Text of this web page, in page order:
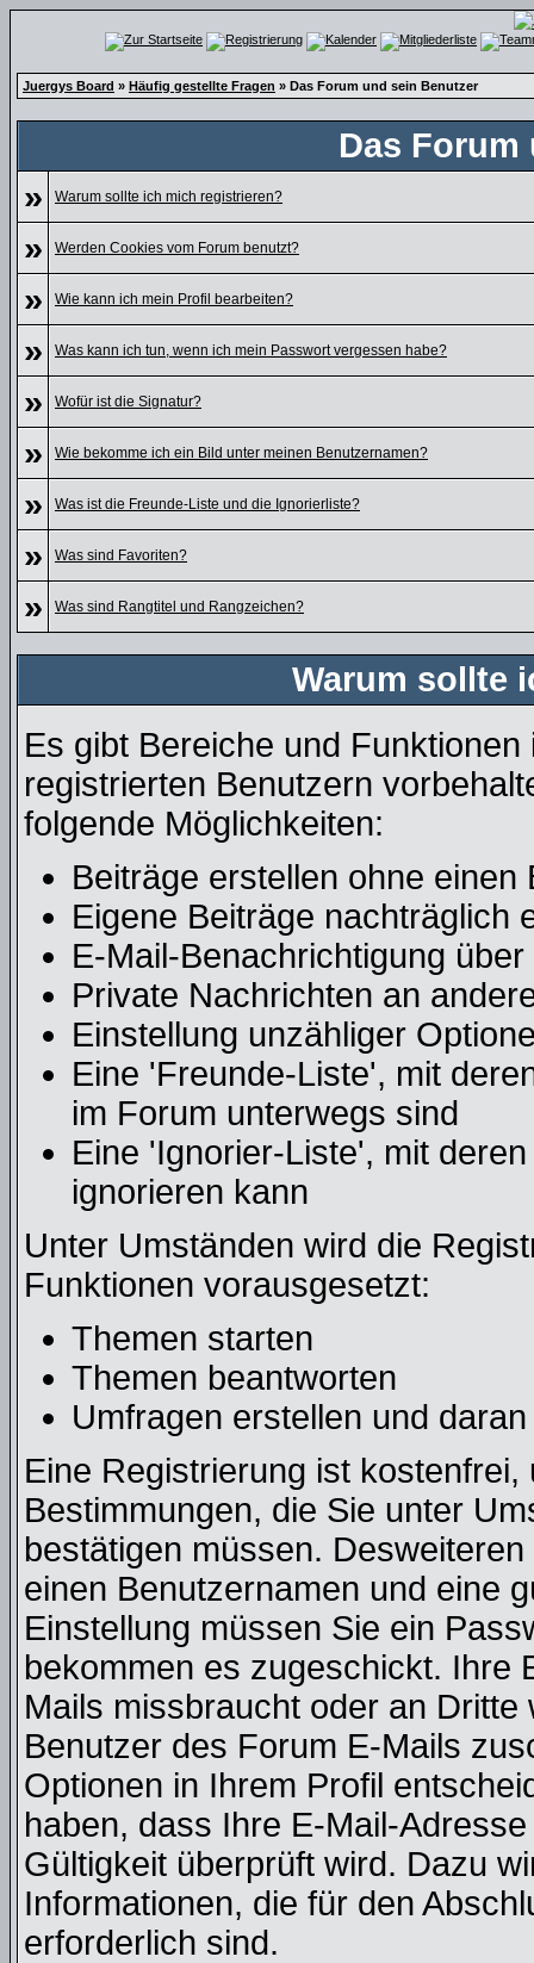
Juergys Board » Häufig gestellte Fragen » Das Forum und sein Benutzer
Das
»
Warum sollte ich mich registrieren?
» Werden Cookies vom Forum benutzt?
» Wie kann ich mein Profil bearbeiten?
» Was kann ich tun, wenn ich mein Passwort vergessen habe?
» Wofür ist die Signatur?
» Wie bekomme ich ein Bild unter meinen Benutzernamen?
» Was ist die Freunde-Liste und die Ignorierliste?
» Was sind Favoriten?
» Was sind Rangtitel und Rangzeichen?
Warum sollte
Es gibt Bereiche und
registrierten Benutzern
folgende Möglichkeiten:
Beiträge erstellen ohne
Eigene Beiträge nachträglich
E-Mail-Benachrichtigung
Private Nachrichten an
Einstellung unzähliger
Eine 'Freunde-Liste', mit
im Forum unterwegs sind
Eine 'Ignorier-Liste', mit
ignorieren kann
Unter Umständen wird die
Funktionen vorausgesetzt:
Themen starten
Themen beantworten
Umfragen erstellen und
Eine Registrierung ist
Bestimmungen, die Sie unter
bestätigen müssen.
einen Benutzernamen und eine
Einstellung müssen Sie ein
bekommen es zugeschickt. Ihre
Mails missbraucht oder an
Benutzer des Forum E-Mails
Optionen in Ihrem Profil
haben, dass Ihre E-Mail-
Gültigkeit überprüft wird. Dazu
Informationen, die für den
erforderlich sind.